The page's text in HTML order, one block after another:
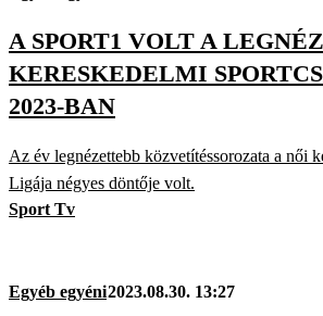
A SPORT1 VOLT A
KERESKEDELMI
2023-BAN
Az év legnézettebb közvetítéssorozata a női
Ligája négyes döntője volt.
Sport Tv
Egyéb egyéni2023.08.30. 13:27